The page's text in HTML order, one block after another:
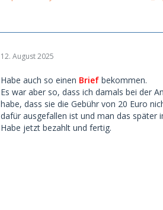
12. August 2025
Habe auch so einen Brief bekommen.
Es war aber so, dass ich damals bei der
habe, dass sie die Gebühr von 20 Euro
dafür ausgefallen ist und man das später
Habe jetzt bezahlt und fertig.